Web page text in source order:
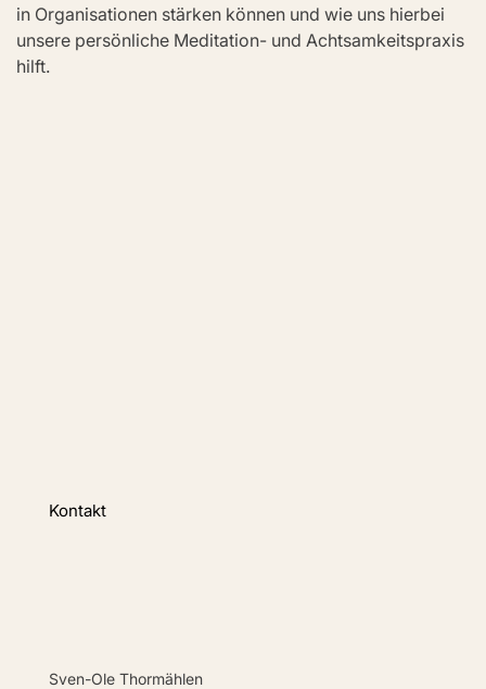
in Organisationen stärken können und wie uns hierbei
unsere persönliche Meditation- und Achtsamkeitspraxis
hilft.
Kontakt
Sven-Ole Thormählen